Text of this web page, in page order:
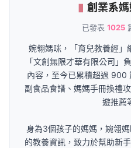
創業系
已發表 1025
婉翎媽咪，「育兒教養經」
「文創無限才華有限公司」
內容，至今已累積超過 900
副食品食譜、媽媽手冊換禮
遊推薦
身為3個孩子的媽媽，婉翎
的教養資訊，致力於幫助新